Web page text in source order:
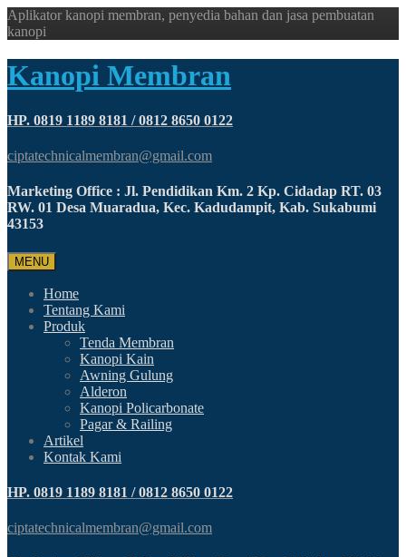
Aplikator kanopi membran, penyedia bahan dan jasa pembuatan
kanopi
Kanopi Membran
HP. 0819 1189 8181 / 0812 8650 0122
ciptatechnicalmembran@gmail.com
Marketing Office : Jl. Pendidikan Km. 2 Kp. Cidadap RT. 03
RW. 01 Desa Muaradua, Kec. Kadudampit, Kab. Sukabumi
43153
MENU
Home
Tentang Kami
Produk
Tenda Membran
Kanopi Kain
Awning Gulung
Alderon
Kanopi Policarbonate
Pagar & Railing
Artikel
Kontak Kami
HP. 0819 1189 8181 / 0812 8650 0122
ciptatechnicalmembran@gmail.com